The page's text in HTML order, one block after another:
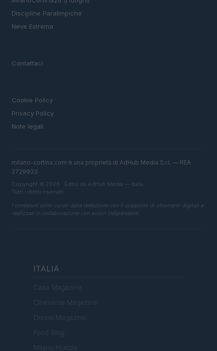
Discipline Paralimpiche
Neve Estrema
Contattaci
Cookie Policy
Privacy Policy
Note legali
milano-cortina.com è una proprietà di AdHub Media S.r.l. — REA
2729933
Copyright © 2026 · Edito da AdHub Media — Italia
Tutti i diritti riservati
I contenuti sono curati dalla redazione con il supporto di strumenti digitali e
realizzati in collaborazione con autori indipendenti.
ITALIA
Casa Magazine
Cineverse Magazine
Donne Magazine
Food Blog
Milano Notizie